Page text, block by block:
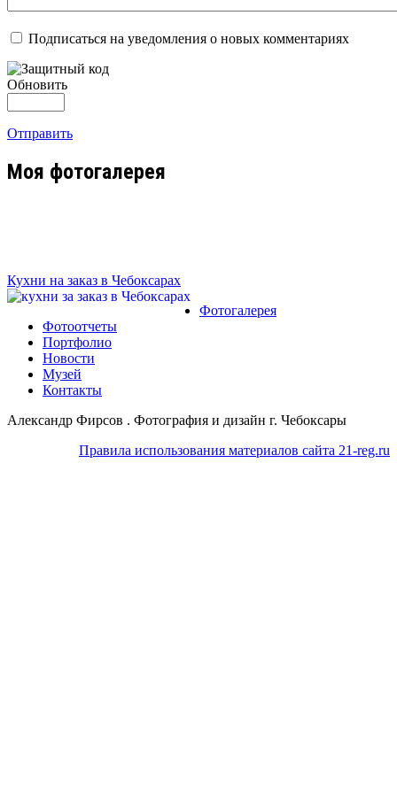
Подписаться на уведомления о новых комментариях
Обновить
Отправить
Моя фотогалерея
Кухни на заказ в Чебоксарах
Фотогалерея
Фотоотчеты
Портфолио
Новости
Музей
Контакты
Александр Фирсов . Фотография и дизайн г. Чебоксары
Правила использования материалов сайта 21-reg.ru